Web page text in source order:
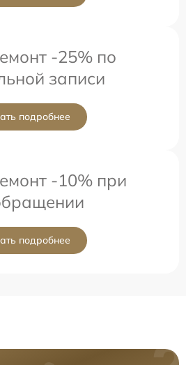
-25% по
записи
подробнее
-10% при
подробнее